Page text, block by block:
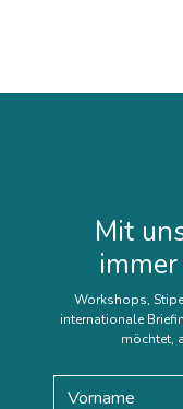
Mit
Workshops,
internationale
möchtet,